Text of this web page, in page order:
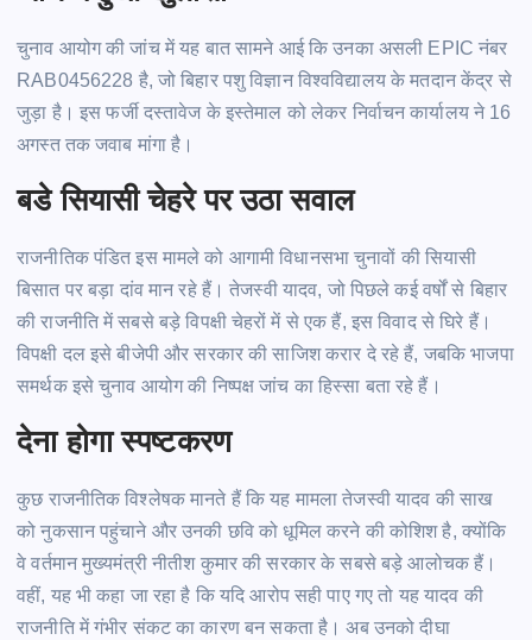
चुनाव आयोग की जांच में यह बात सामने आई कि उनका असली EPIC नंबर
RAB0456228 है, जो बिहार पशु विज्ञान विश्वविद्यालय के मतदान केंद्र से
जुड़ा है। इस फर्जी दस्तावेज के इस्तेमाल को लेकर निर्वाचन कार्यालय ने 16
अगस्त तक जवाब मांगा है।
बडेसियासी चेहरे पर उठा सवाल
राजनीतिक पंडित इस मामले को आगामी विधानसभा चुनावों की सियासी
बिसात परबड़ा दांव मान रहे हैं। तेजस्वी यादव, जो पिछले कई वर्षों से बिहार
की राजनीति में सबसे बड़े विपक्षी चेहरों में से एक हैं, इस विवाद से घिरे हैं।
विपक्षी दल इसे बीजेपी और सरकार की साजिश करार दे रहे हैं, जबकि भाजपा
समर्थक इसे चुनाव आयोग की निष्पक्ष जांच का हिस्सा बता रहे हैं।
देना होगास्पष्टकरण
कुछ राजनीतिक विश्लेषक मानते हैं कि यह मामला तेजस्वी यादव की साख
को नुकसान पहुंचाने और उनकी छवि को धूमिल करने की कोशिश है, क्योंकि
वे वर्तमान मुख्यमंत्री नीतीश कुमार की सरकार के सबसेबड़े आलोचक हैं।
वहीं, यह भी कहा जा रहा है कि यदि आरोप सही पाए गए तो यह यादव की
राजनीति में गंभीर संकट का कारण बन सकता है। अब उनको दीघा